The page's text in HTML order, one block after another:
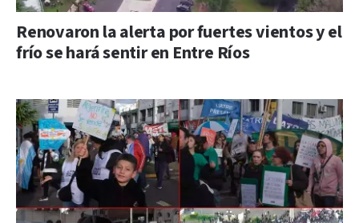
Renovaron la alerta por fuertes vientos y el
frío se hará sentir en Entre Ríos